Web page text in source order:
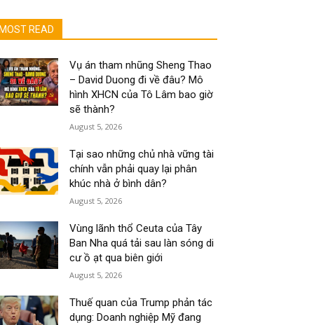
MOST READ
Vụ án tham nhũng Sheng Thao
– David Duong đi về đâu? Mô
hình XHCN của Tô Lâm bao giờ
sẽ thành?
August 5, 2026
Tại sao những chủ nhà vững tài
chính vẫn phải quay lại phân
khúc nhà ở bình dân?
August 5, 2026
Vùng lãnh thổ Ceuta của Tây
Ban Nha quá tải sau làn sóng di
cư ồ ạt qua biên giới
August 5, 2026
Thuế quan của Trump phản tác
dụng: Doanh nghiệp Mỹ đang